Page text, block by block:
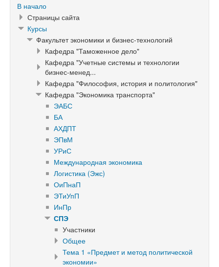
В начало
Страницы сайта
Курсы
Факультет экономики и бизнес-технологий
Кафедра "Таможенное дело"
Кафедра "Учетные системы и технологии
бизнес-менед...
Кафедра "Философия, история и политология"
Кафедра "Экономика транспорта"
ЭАБС
БА
АХДПТ
ЭПвМ
УРиС
Международная экономика
Логистика (Эжс)
ОиПнаП
ЭТиУпП
ИнПр
СПЭ
Участники
Общее
Тема 1 «Предмет и метод политической
экономии»